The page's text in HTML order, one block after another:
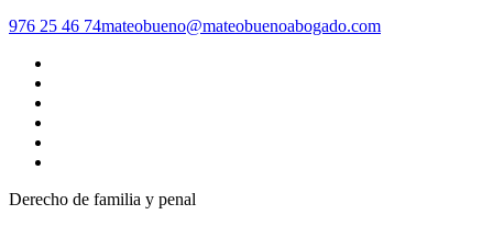
976 25 46 74mateobueno@mateobuenoabogado.com
Derecho de familia y penal